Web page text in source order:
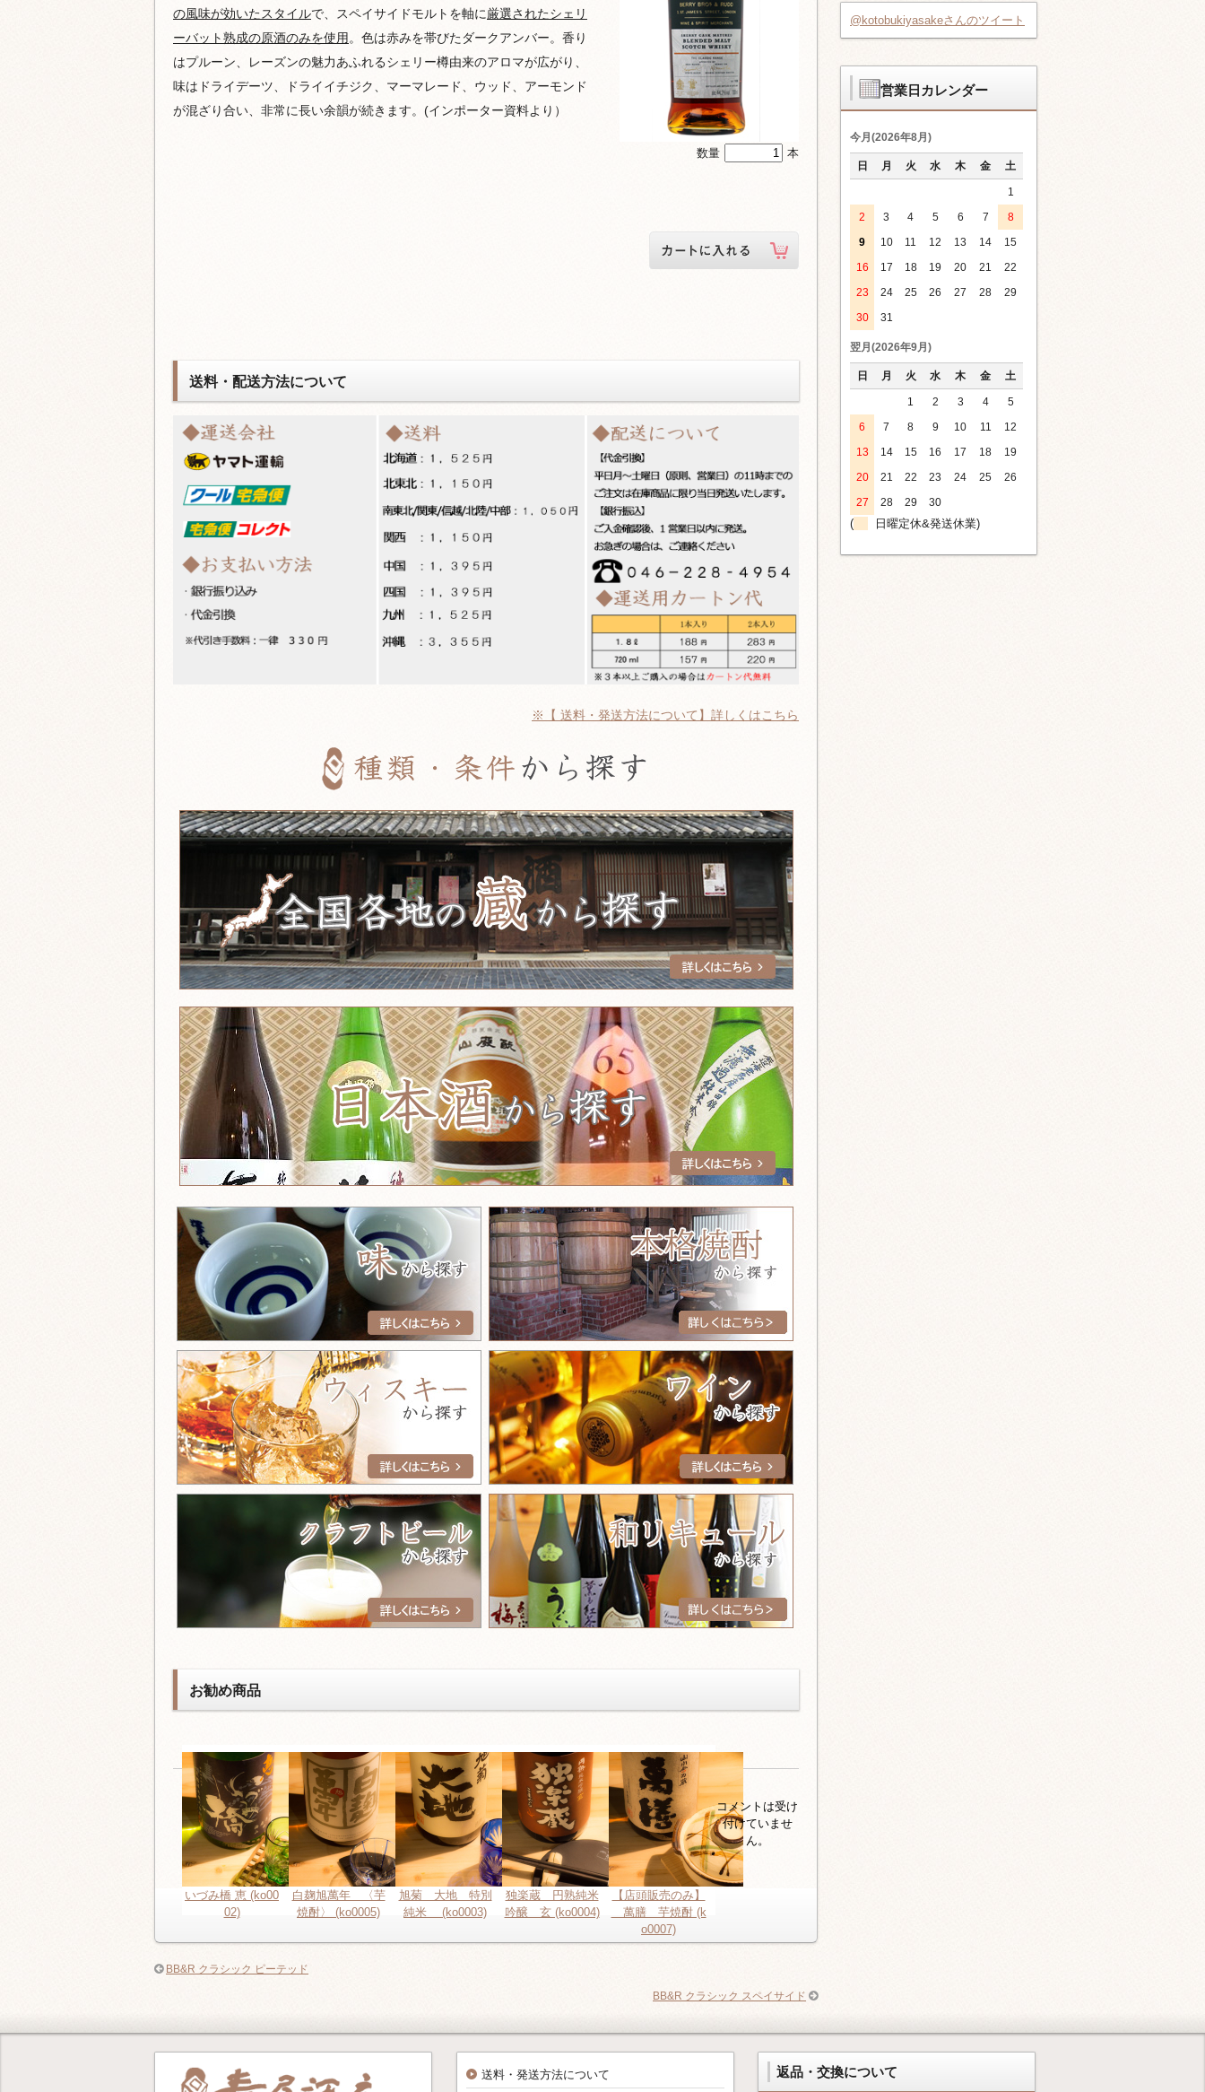
の風味が効いたスタイルで、スペイサイドモルトを軸に厳選されたシェリ
ーバット熟成の原酒のみを使用。色は赤みを帯びたダークアンバー。香り
はプルーン、レーズンの魅力あふれるシェリー樽由来のアロマが広がり、
味はドライデーツ、ドライイチジク、マーマレード、ウッド、アーモンド
が混ざり合い、非常に長い余韻が続きます。(インポーター資料より）
数量 本
送料・配送方法について
※【 送料・発送方法について】詳しくはこちら
お勧め商品
いづみ橋 恵 (ko00
02)
白麹旭萬年 〈芋
焼酎〉 (ko0005)
旭菊 大地 特別
純米 (ko0003)
独楽蔵 円熟純米
吟醸 玄 (ko0004)
【店頭販売のみ】
萬膳 芋焼酎 (k
o0007)
コメントは受け
付けていませ
ん。
BB&R クラシック ピーテッド
BB&R クラシック スペイサイド
@kotobukiyasakeさんのツイート
営業日カレンダー
今月(2026年8月)
日 月 火 水 木 金 土
1
2
3 4 5 6 7
8
9
10 11 12 13 14
15
16
17 18 19 20 21
22
23
24 25 26 27 28
29
30
31
翌月(2026年9月)
日 月 火 水 木 金 土
1 2 3 4
5
6
7 8 9 10 11
12
13
14 15 16 17 18
19
20
21 22 23 24 25
26
27
28 29 30
( 日曜定休&発送休業)
送料・発送方法について 返品・交換について